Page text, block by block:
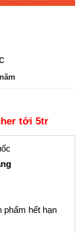
tới 5tr
phẩm hết hạn